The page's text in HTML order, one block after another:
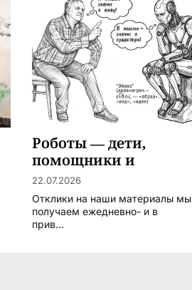
Роботы — дети,
помощники и
наследники
Человечества
22.07.2026
Отклики на наши материалы мы
получаем ежедневно- и в
прив...